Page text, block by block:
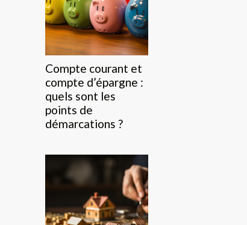
Compte courant et
compte d’épargne :
quels sont les
points de
démarcations ?